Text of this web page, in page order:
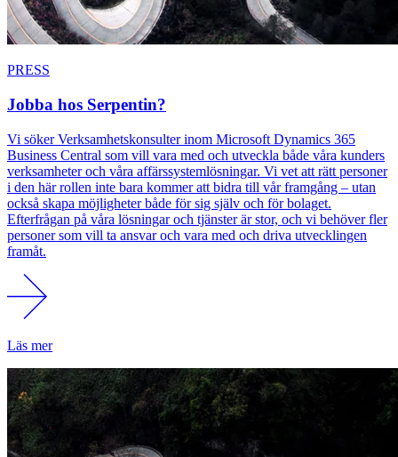
PRESS
Jobba hos Serpentin?
Vi söker Verksamhetskonsulter inom Microsoft Dynamics 365
Business Central som vill vara med och utveckla både våra kunders
verksamheter och våra affärssystemlösningar. Vi vet att rätt personer
i den här rollen inte bara kommer att bidra till vår framgång – utan
också skapa möjligheter både för sig själv och för bolaget.
Efterfrågan på våra lösningar och tjänster är stor, och vi behöver fler
personer som vill ta ansvar och vara med och driva utvecklingen
framåt.
Läs mer